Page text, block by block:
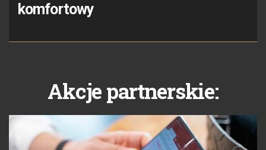
komfortowy
Akcje partnerskie: